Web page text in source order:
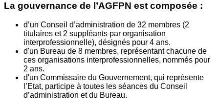
La gouvernance de l’AGFPN est composée :
d’un Conseil d’administration de 32 membres (2
titulaires et 2 suppléants par organisation
interprofessionnelle), désignés pour 4 ans.
d'un Bureau de 8 membres, représentant chacune de
ces organisations interprofessionnelles, nommés pour
2 ans.
d'un Commissaire du Gouvernement, qui représente
l’Etat, participe à toutes les séances du Conseil
d’administration et du Bureau.